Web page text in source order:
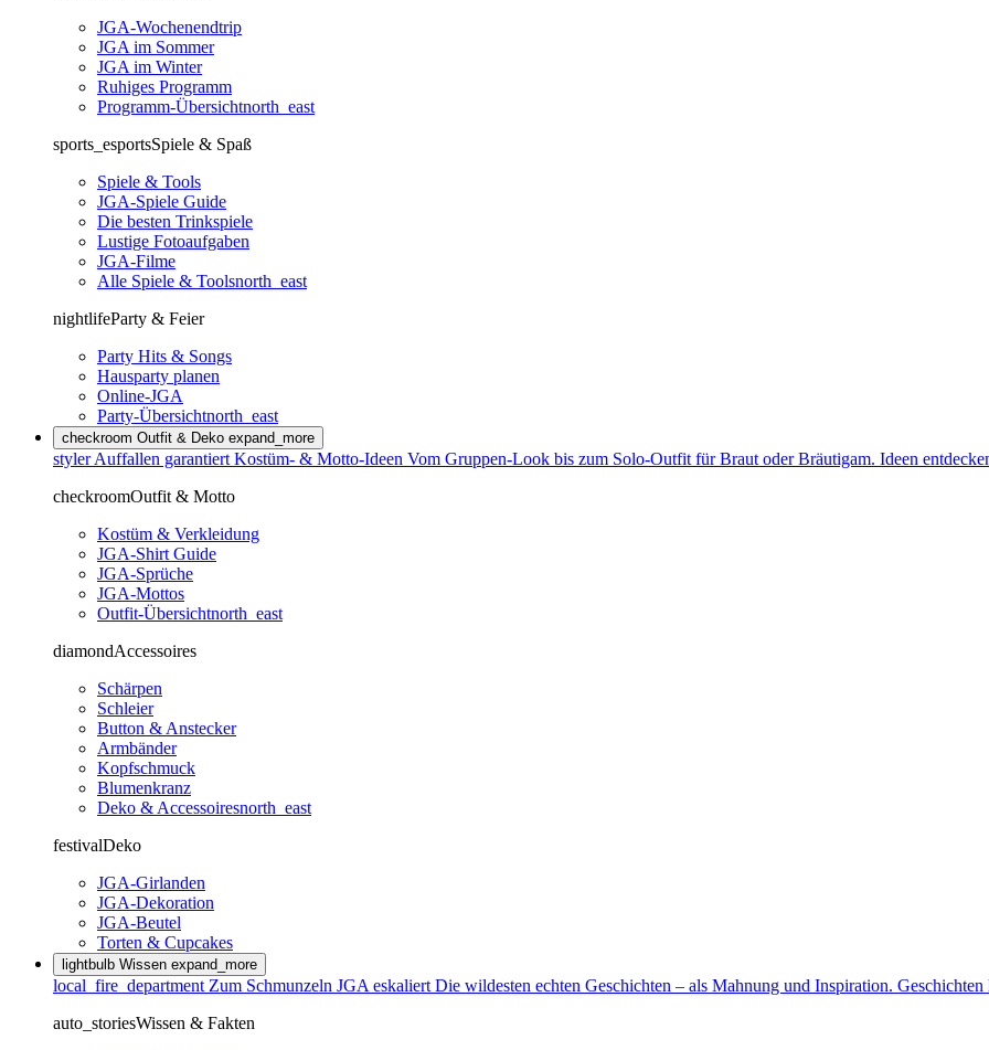
JGA-Wochenendtrip
JGA im Sommer
JGA im Winter
Ruhiges Programm
Programm-Übersichtnorth_east
sports_esportsSpiele & Spaß
Spiele & Tools
JGA-Spiele Guide
Die besten Trinkspiele
Lustige Fotoaufgaben
JGA-Filme
Alle Spiele & Toolsnorth_east
nightlifeParty & Feier
Party Hits & Songs
Hausparty planen
Online-JGA
Party-Übersichtnorth_east
checkroom Outfit & Deko expand_more
styler Auffallen garantiert Kostüm- & Motto-Ideen Vom Gruppen-Look bis zum Solo-Outfit für Braut oder Bräutigam. Ideen
checkroomOutfit & Motto
Kostüm & Verkleidung
JGA-Shirt Guide
JGA-Sprüche
JGA-Mottos
Outfit-Übersichtnorth_east
diamondAccessoires
Schärpen
Schleier
Button & Anstecker
Armbänder
Kopfschmuck
Blumenkranz
Deko & Accessoiresnorth_east
festivalDeko
JGA-Girlanden
JGA-Dekoration
JGA-Beutel
Torten & Cupcakes
lightbulb Wissen expand_more
local_fire_department Zum Schmunzeln JGA eskaliert Die wildesten echten Geschichten – als Mahnung und Inspiration. Geschichten
auto_storiesWissen & Fakten